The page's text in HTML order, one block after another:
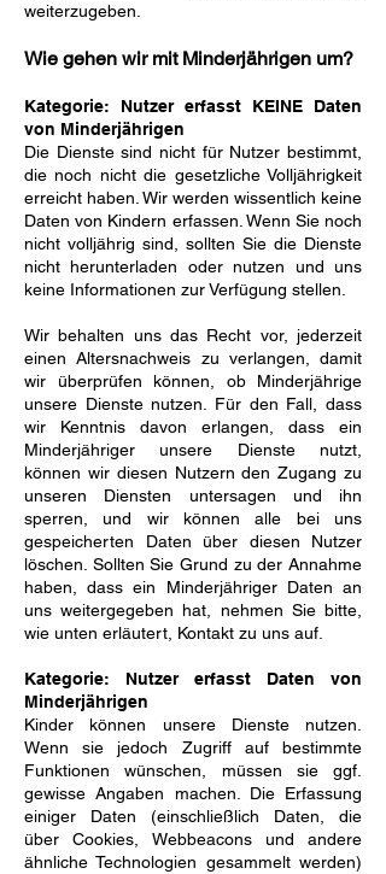
weiterzugeben.
Wie gehen wir mit Minderjährigen um?
Kategorie: Nutzer erfasst KEINE Daten
von Minderjährigen
Die Dienste sind nicht für Nutzer bestimmt,
die noch nicht die gesetzliche Volljährigkeit
erreicht haben. Wir werden wissentlich keine
Daten von Kindern erfassen. Wenn Sie noch
nicht volljährig sind, sollten Sie die Dienste
nicht herunterladen oder nutzen und uns
keine Informationen zur Verfügung stellen.
Wir behalten uns das Recht vor, jederzeit
einen Altersnachweis zu verlangen, damit
wir überprüfen können, ob Minderjährige
unsere Dienste nutzen. Für den Fall, dass
wir Kenntnis davon erlangen, dass ein
Minderjähriger unsere Dienste nutzt,
können wir diesen Nutzern den Zugang zu
unseren Diensten untersagen und ihn
sperren, und wir können alle bei uns
gespeicherten Daten über diesen Nutzer
löschen. Sollten Sie Grund zu der Annahme
haben, dass ein Minderjähriger Daten an
uns weitergegeben hat, nehmen Sie bitte,
wie unten erläutert, Kontakt zu uns auf.
Kategorie: Nutzer erfasst Daten von
Minderjährigen
Kinder können unsere Dienste nutzen.
Wenn sie jedoch Zugriff auf bestimmte
Funktionen wünschen, müssen sie ggf.
gewisse Angaben machen. Die Erfassung
einiger Daten (einschließlich Daten, die
über Cookies, Webbeacons und andere
ähnliche Technologien gesammelt werden)